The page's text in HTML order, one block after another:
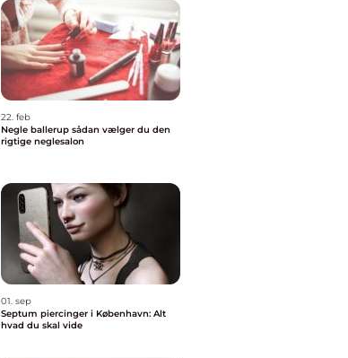
22. feb
Negle ballerup sådan vælger du den
rigtige neglesalon
01. sep
Septum piercinger i København: Alt
hvad du skal vide